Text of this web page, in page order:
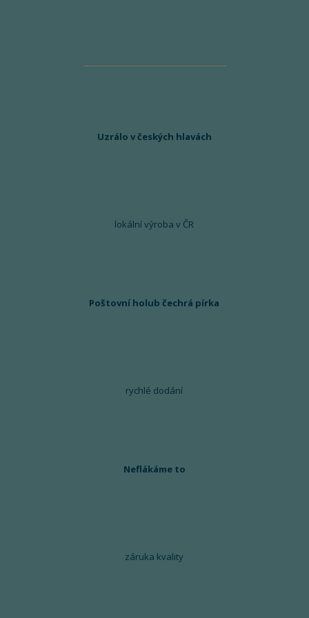
Uzrálo v českých hlavách
lokální výroba v ČR
Poštovní holub čechrá pírka
rychlé dodání
Neflákáme to
záruka kvality